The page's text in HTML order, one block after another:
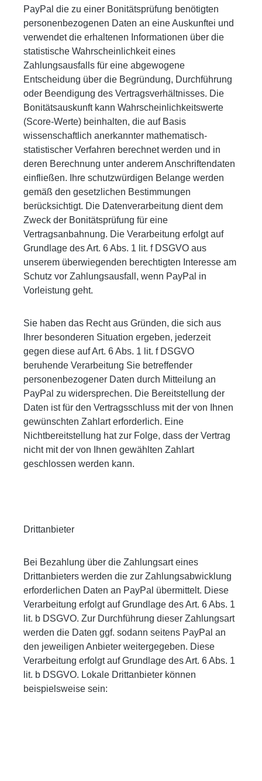
PayPal die zu einer Bonitätsprüfung benötigten
personenbezogenen Daten an eine Auskunftei und
verwendet die erhaltenen Informationen über die
statistische Wahrscheinlichkeit eines
Zahlungsausfalls für eine abgewogene
Entscheidung über die Begründung, Durchführung
oder Beendigung des Vertragsverhältnisses. Die
Bonitätsauskunft kann Wahrscheinlichkeitswerte
(Score-Werte) beinhalten, die auf Basis
wissenschaftlich anerkannter mathematisch-
statistischer Verfahren berechnet werden und in
deren Berechnung unter anderem Anschriftendaten
einfließen. Ihre schutzwürdigen Belange werden
gemäß den gesetzlichen Bestimmungen
berücksichtigt. Die Datenverarbeitung dient dem
Zweck der Bonitätsprüfung für eine
Vertragsanbahnung. Die Verarbeitung erfolgt auf
Grundlage des Art. 6 Abs. 1 lit. f DSGVO aus
unserem überwiegenden berechtigten Interesse am
Schutz vor Zahlungsausfall, wenn PayPal in
Vorleistung geht.
Sie haben das Recht aus Gründen, die sich aus
Ihrer besonderen Situation ergeben, jederzeit
gegen diese auf Art. 6 Abs. 1 lit. f DSGVO
beruhende Verarbeitung Sie betreffender
personenbezogener Daten durch Mitteilung an
PayPal zu widersprechen. Die Bereitstellung der
Daten ist für den Vertragsschluss mit der von Ihnen
gewünschten Zahlart erforderlich. Eine
Nichtbereitstellung hat zur Folge, dass der Vertrag
nicht mit der von Ihnen gewählten Zahlart
geschlossen werden kann.
Drittanbieter
Bei Bezahlung über die Zahlungsart eines
Drittanbieters werden die zur Zahlungsabwicklung
erforderlichen Daten an PayPal übermittelt. Diese
Verarbeitung erfolgt auf Grundlage des Art. 6 Abs. 1
lit. b DSGVO. Zur Durchführung dieser Zahlungsart
werden die Daten ggf. sodann seitens PayPal an
den jeweiligen Anbieter weitergegeben. Diese
Verarbeitung erfolgt auf Grundlage des Art. 6 Abs. 1
lit. b DSGVO. Lokale Drittanbieter können
beispielsweise sein: